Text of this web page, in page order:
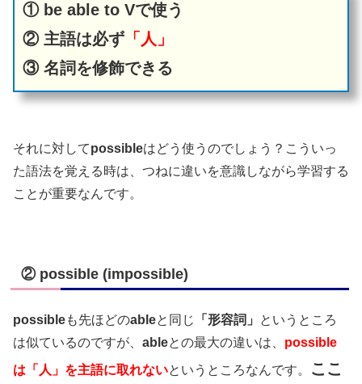
① be able to Vで使う
② 主語は必ず 「人」
③ 名詞を修飾できる
それに対してpossibleはどう使うのでしょう？こういっ
た語法を覚える時は、つねに違いを意識しながら学習する
ことが重要なんです。
② possible (impossible)
possibleも先ほどのableと同じ 「形容詞」
というところ
は似ているのですが、 ableとの最大の違いは、 possible
は「人」を主語に取れないというところなんです。
ここ